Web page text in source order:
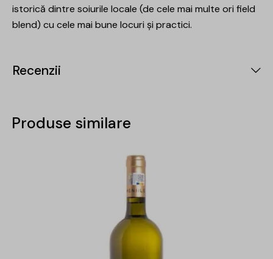
istorică dintre soiurile locale (de cele mai multe ori field
blend) cu cele mai bune locuri și practici.
Recenzii
Produse similare